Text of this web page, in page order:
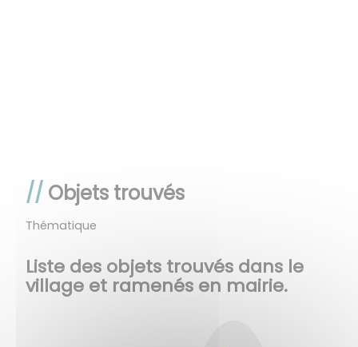
Objets trouvés
Thématique
Liste des objets trouvés dans le
village et ramenés en mairie.